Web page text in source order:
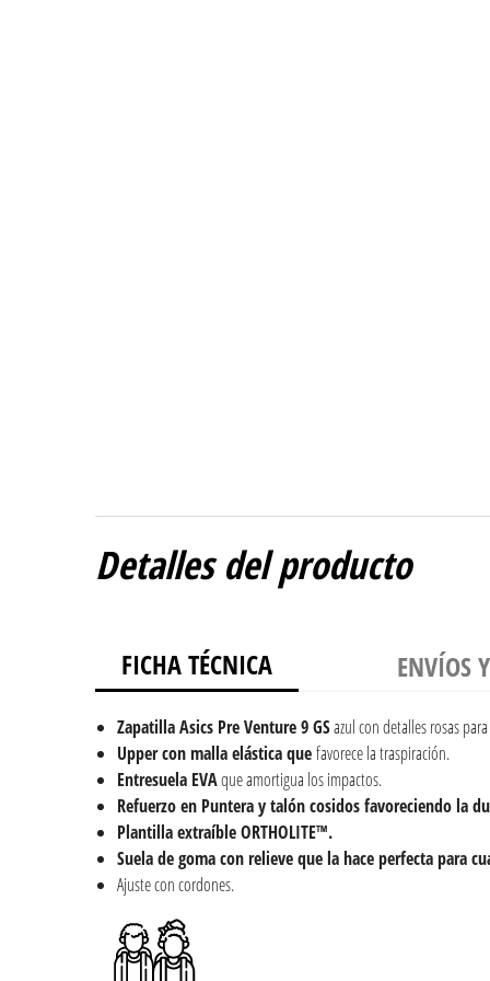
Detalles del producto
FICHA TÉCNICA ENVÍOS
Zapatilla Asics Pre Venture 9 GSazul con detalles rosas
Upperconmalla elástica quefavorece la traspiración.
Entresuela EVAque amortigua los impactos.
Refuerzo en Puntera y talón cosidos favoreciendo la
Plantilla extraíble ORTHOLITE™.
Suela de goma con relieve que la hace perfecta para
Ajuste con cordones.